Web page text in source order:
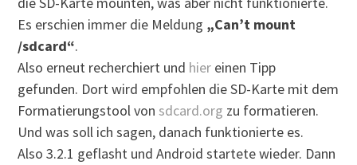
Es erschien immer die Meldung „Can’t mount
/sdcard“.
Also erneut recherchiert und hier einen Tipp
gefunden. Dort wird empfohlen die SD-Karte mit dem
Formatierungstool von sdcard.org zu formatieren.
Und was soll ich sagen, danach funktionierte es.
Also 3.2.1 geflasht und Android startete wieder. Dann